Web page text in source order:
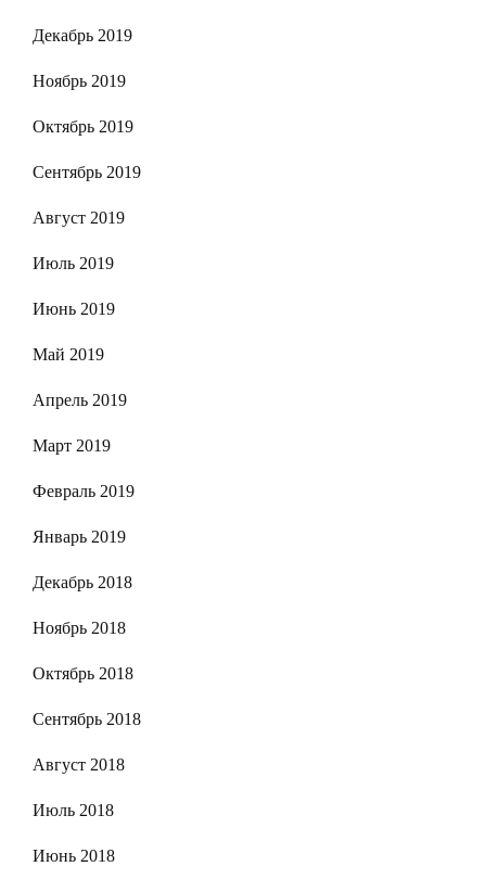
Декабрь 2019
Ноябрь 2019
Октябрь 2019
Сентябрь 2019
Август 2019
Июль 2019
Июнь 2019
Май 2019
Апрель 2019
Март 2019
Февраль 2019
Январь 2019
Декабрь 2018
Ноябрь 2018
Октябрь 2018
Сентябрь 2018
Август 2018
Июль 2018
Июнь 2018